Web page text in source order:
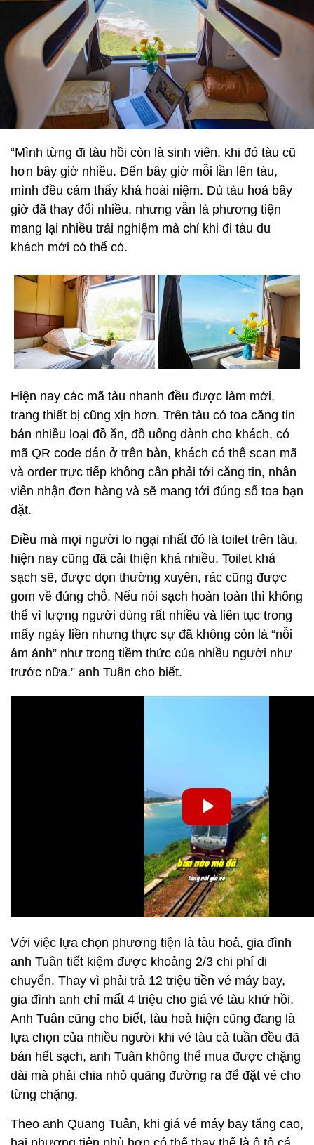
“Mình từng đi tàu hồi còn là sinh viên, khi đó tàu cũ
hơn bây giờ nhiều. Đến bây giờ mỗi lần lên tàu,
mình đều cảm thấy khá hoài niệm. Dù tàu hoả bây
giờ đã thay đổi nhiều, nhưng vẫn là phương tiện
mang lại nhiều trải nghiệm mà chỉ khi đi tàu du
khách mới có thể có.
Hiện nay các mã tàu nhanh đều được làm mới,
trang thiết bị cũng xịn hơn. Trên tàu có toa căng tin
bán nhiều loại đồ ăn, đồ uống dành cho khách, có
mã QR code dán ở trên bàn, khách có thể scan mã
và order trực tiếp không cần phải tới căng tin, nhân
viên nhận đơn hàng và sẽ mang tới đúng số toa bạn
đặt.
Điều mà mọi người lo ngại nhất đó là toilet trên tàu,
hiện nay cũng đã cải thiện khá nhiều. Toilet khá
sạch sẽ, được dọn thường xuyên, rác cũng được
gom về đúng chỗ. Nếu nói sạch hoàn toàn thì không
thể vì lượng người dùng rất nhiều và liên tục trong
mấy ngày liền nhưng thực sự đã không còn là “nỗi
ám ảnh” như trong tiềm thức của nhiều người như
trước nữa.” anh Tuân cho biết.
Với việc lựa chọn phương tiện là tàu hoả, gia đình
anh Tuân tiết kiệm được khoảng 2/3 chi phí di
chuyển. Thay vì phải trả 12 triệu tiền vé máy bay,
gia đình anh chỉ mất 4 triệu cho giá vé tàu khứ hồi.
Anh Tuân cũng cho biết, tàu hoả hiện cũng đang là
lựa chọn của nhiều người khi vé tàu cả tuần đều đã
bán hết sạch, anh Tuân không thể mua được chặng
dài mà phải chia nhỏ quãng đường ra để đặt vé cho
từng chặng.
Theo anh Quang Tuân, khi giá vé máy bay tăng cao,